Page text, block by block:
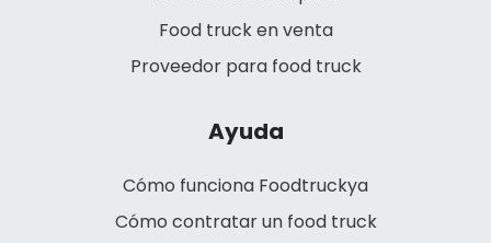
Food truck en venta
Proveedor para food truck
Ayuda
Cómo funciona Foodtruckya
Cómo contratar un food truck